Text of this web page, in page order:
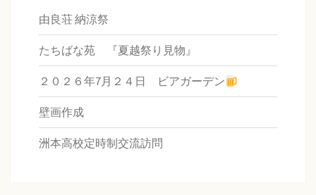
由良荘 納涼祭
たちばな苑 『夏越祭り見物』
２０２６年7月２４日 ビアガーデン
壁画作成
洲本高校定時制交流訪問